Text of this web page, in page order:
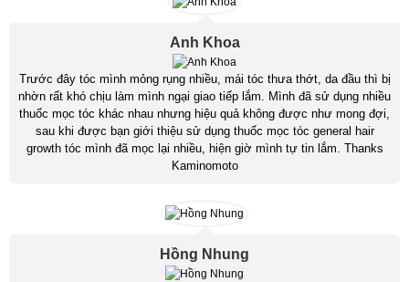
Anh Khoa
Trước đây tóc mình mỏng rụng nhiều, mái tóc thưa thớt, da đầu thì bị
nhờn rất khó chịu làm mình ngại giao tiếp lắm. Mình đã sử dụng nhiều
thuốc mọc tóc khác nhau nhưng hiệu quả không được như mong đợi,
sau khi được bạn giới thiệu sử dụng thuốc mọc tóc general hair
growth tóc mình đã mọc lại nhiều, hiện giờ mình tự tin lắm. Thanks
Kaminomoto
Hồng Nhung